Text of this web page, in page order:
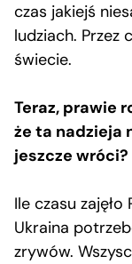
czas jakiejś
ludziach. Przez
świecie.
Teraz, prawie
że ta nadzieja
jeszcze wróci?
Ile czasu
Ukraina
zrywów.